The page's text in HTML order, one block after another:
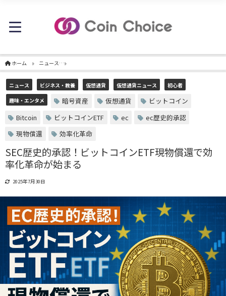
ホーム ニュース
ニュース ビジネス・教養 仮想通貨 仮想通貨ニュース
初心者
趣味・エンタメ
暗号資産 仮想通貨
ビットコイン
Bitcoin
ビットコインETF ec
ec歴史的承認
現物償還
効率化革命
SEC歴史的承認！ビットコインETF現物償還で効
率化革命が始まる
2025年7月30日